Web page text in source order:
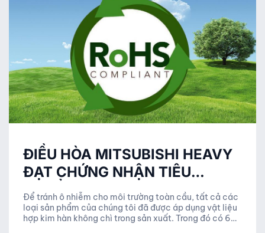
ĐIỀU HÒA MITSUBISHI HEAVY
ĐẠT CHỨNG NHẬN TIÊU
CHUẨN ROHS 2018
Để tránh ô nhiễm cho môi trường toàn cầu, tất cả các
loại sản phẩm của chúng tôi đã được áp dụng vật liệu
hợp kim hàn không chì trong sản xuất. Trong đó có 6